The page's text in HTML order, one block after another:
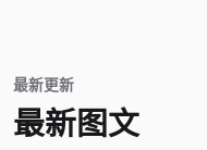
最新更新
最新图文